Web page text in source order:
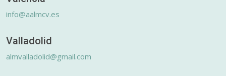
info@aalmcv.es
Valladolid
almvalladolid@gmail.com